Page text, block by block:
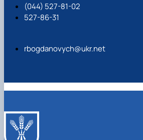
(044) 527-81-02
527-86-31
rbogdanovych@ukr.net